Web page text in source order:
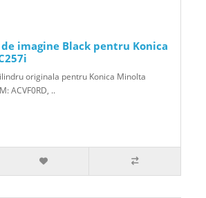
imagine Black pentru Konica
originala pentru Konica Minolta
ACVF0RD, ..